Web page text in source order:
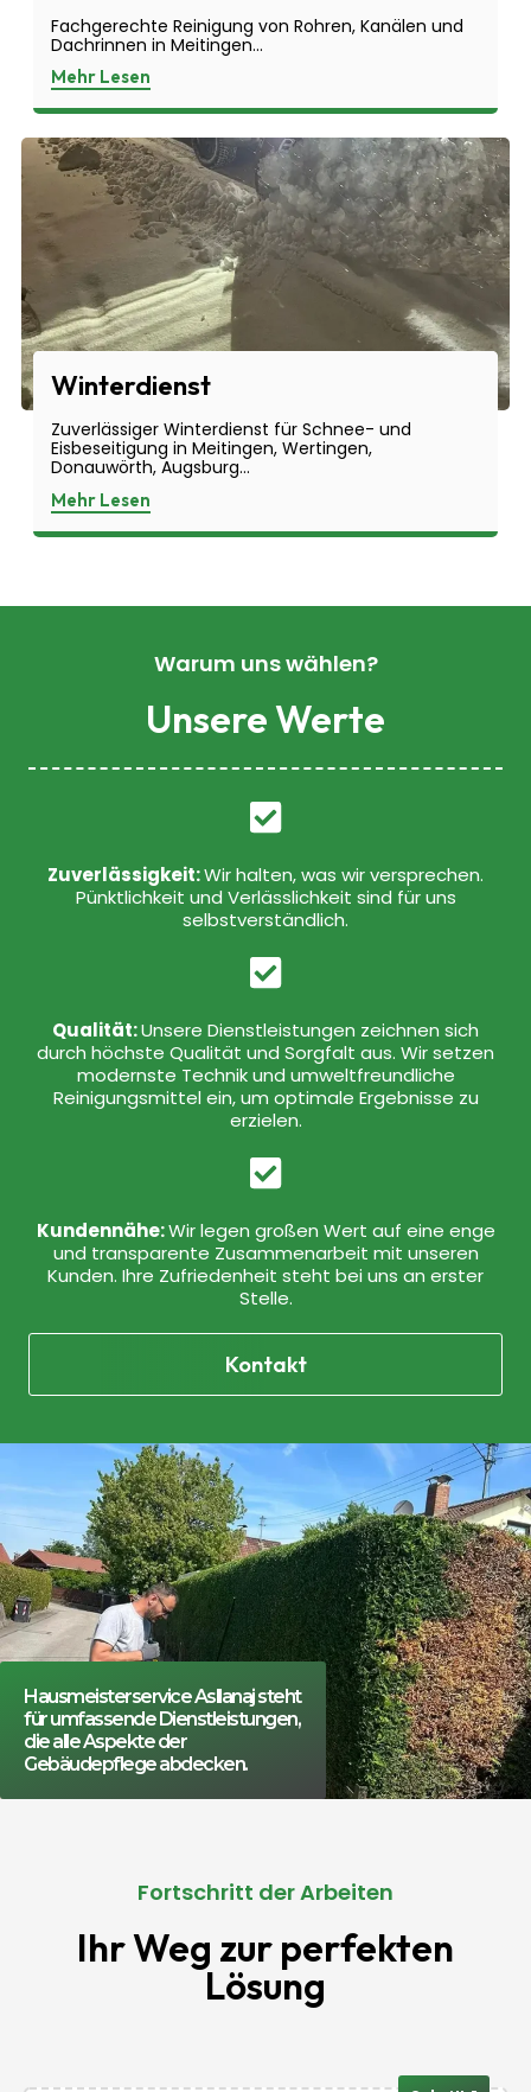
Fachgerechte Reinigung von Rohren, Kanälen und
Dachrinnen in Meitingen...
Mehr Lesen
Winterdienst
Zuverlässiger Winterdienst für Schnee- und
Eisbeseitigung in Meitingen, Wertingen,
Donauwörth, Augsburg...
Mehr Lesen
Warum uns wählen?
Unsere Werte
Zuverlässigkeit:Wir halten, was wir versprechen.
Pünktlichkeit und Verlässlichkeit sind für uns
selbstverständlich.
Qualität:Unsere Dienstleistungen zeichnen sich
durch höchste Qualität und Sorgfalt aus. Wir setzen
modernste Technik und umweltfreundliche
Reinigungsmittel ein, um optimale Ergebnisse zu
erzielen.
Kundennähe:Wir legen großen Wert auf eine enge
und transparente Zusammenarbeit mit unseren
Kunden. Ihre Zufriedenheit steht bei uns an erster
Stelle.
Kontakt
Hausmeisterservice Asllanaj steht
für umfassende Dienstleistungen,
die alle Aspekte der
Gebäudepflege abdecken.
Fortschritt der Arbeiten
Ihr Weg zur perfekten
Lösung